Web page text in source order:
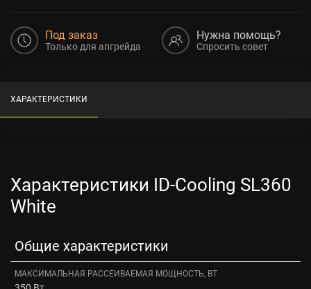
Под заказ
Только для апгрейда
Нужна помощь?
Спросить совет
ХАРАКТЕРИСТИКИ
Характеристики ID-Cooling SL360
White
Общие характеристики
МАКСИМАЛЬНАЯ РАССЕИВАЕМАЯ МОЩНОСТЬ, ВТ